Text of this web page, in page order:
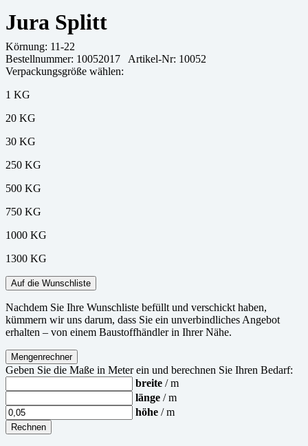
Jura Splitt
Körnung: 11-22
Bestellnummer: 10052017
Artikel-Nr: 10052
Verpackungsgröße wählen:
1 KG
20 KG
30 KG
250 KG
500 KG
750 KG
1000 KG
1300 KG
Auf die Wunschliste
Nachdem Sie Ihre Wunschliste befüllt und verschickt haben,
kümmern wir uns darum, dass Sie ein unverbindliches Angebot
erhalten – von einem Baustoffhändler in Ihrer Nähe.
Mengenrechner
Geben Sie die Maße in Meter ein und berechnen Sie Ihren Bedarf:
breite / m
länge / m
höhe / m
Rechnen